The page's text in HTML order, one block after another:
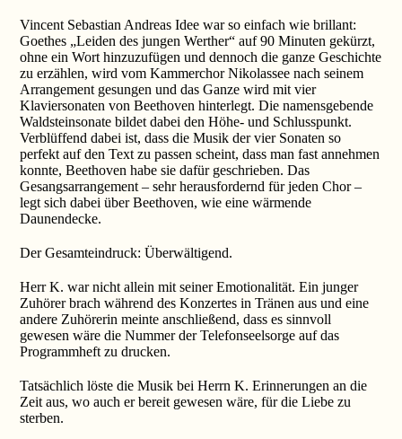
Vincent Sebastian Andreas Idee war so einfach wie brillant:
Goethes „Leiden des jungen Werther“ auf 90 Minuten gekürzt,
ohne ein Wort hinzuzufügen und dennoch die ganze Geschichte
zu erzählen, wird vom Kammerchor Nikolassee nach seinem
Arrangement gesungen und das Ganze wird mit vier
Klaviersonaten von Beethoven hinterlegt. Die namensgebende
Waldsteinsonate bildet dabei den Höhe- und Schlusspunkt.
Verblüffend dabei ist, dass die Musik der vier Sonaten so
perfekt auf den Text zu passen scheint, dass man fast annehmen
konnte, Beethoven habe sie dafür geschrieben. Das
Gesangsarrangement – sehr herausfordernd für jeden Chor –
legt sich dabei über Beethoven, wie eine wärmende
Daunendecke.
Der Gesamteindruck: Überwältigend.
Herr K. war nicht allein mit seiner Emotionalität. Ein junger
Zuhörer brach während des Konzertes in Tränen aus und eine
andere Zuhörerin meinte anschließend, dass es sinnvoll
gewesen wäre die Nummer der Telefonseelsorge auf das
Programmheft zu drucken.
Tatsächlich löste die Musik bei Herrn K. Erinnerungen an die
Zeit aus, wo auch er bereit gewesen wäre, für die Liebe zu
sterben.